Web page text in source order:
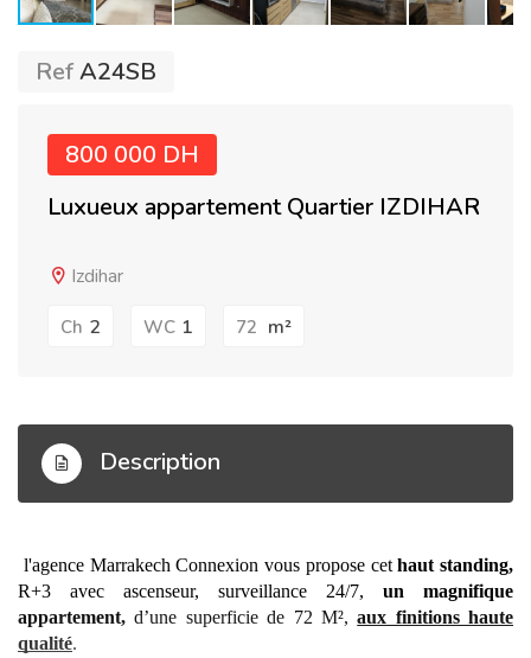
RefA24SB
800 000 DH
Luxueux appartement Quartier IZDIHAR
Izdihar
Ch 2 WC 1 72 m²
Description
l'agence Marrakech Connexion vous propose cet
R+3 avec ascenseur, surveillance 24/7, un magnifique
appartement, d’une superficie de 72 M², aux finitions haute
qualité.